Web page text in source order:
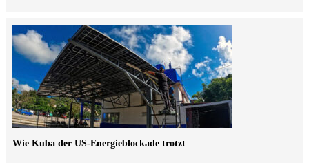
Wie Kuba der US-Energieblockade trotzt